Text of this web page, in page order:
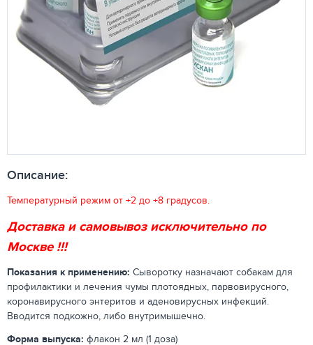
Описание:
Температурный режим от +2 до +8 градусов.
Доставка и самовывоз исключительно по
Москве !!!
Показания к применению: Сыворотку назначают собакам для
профилактики и лечения чумы плотоядных, парвовирусного,
коронавирусного энтеритов и аденовирусных инфекций.
Вводится подкожно, либо внутримышечно.
Форма выпуска: флакон 2 мл (1 доза)